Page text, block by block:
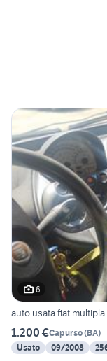
6
1.200 €Capurso(BA)
Usato
09/2008